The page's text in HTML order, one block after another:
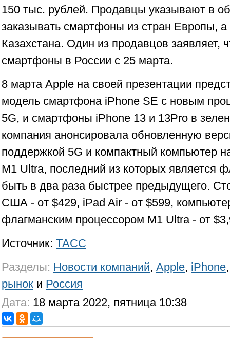
150 тыс. рублей. Продавцы указывают в
заказывать смартфоны из стран Европы,
Казахстана. Один из продавцов заявляет,
смартфоны в России с 25 марта.
8 марта Apple на своей презентации
модель смартфона iPhone SE с новым
5G, и смартфоны iPhone 13 и 13Pro в
компания анонсировала обновленную
поддержкой 5G и компактный компьютер
M1 Ultra, последний из которых является
быть в два раза быстрее предыдущего.
США - от $429, iPad Air - от $599,
флагманским процессором M1 Ultra - от
Источник: ТАСС
Разделы: Новости компаний, Apple, iPhone
рынок и Россия
Дата: 18 марта 2022, пятница 10:38